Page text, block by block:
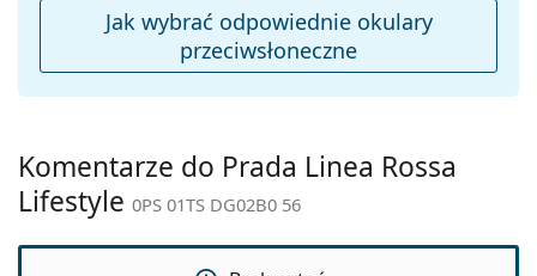
Płeć:
Męskie
Marka:
Prada Linea Rossa
Zastosowanie:
Moda
Kod:
0PS 01TS DG02B0 56
Jak wybrać odpowiednie okulary
przeciwsłoneczne
Komentarze do Prada Linea Rossa
Lifestyle 0PS 01TS DG02B0 56